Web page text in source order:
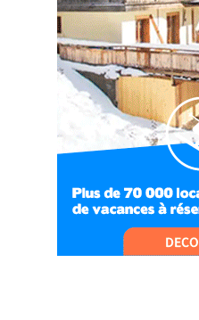
#Ep9 VLOG : UN
SPORTIHOME !
07:21
#Ep10 VLOG : UN
PARIS !
07:37
#Ep11 VLOG :
ET AU LAC
05:55
#Ep12 VLOG :
06:26
UN SÉJOUR
07:19